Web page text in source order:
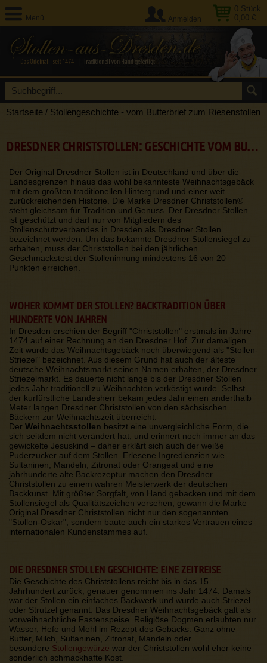
Menü
0 Stück
0,00 €
Anmelden
Startseite / Stollengeschichte - vom Butterbrief zum Riesenstollen
DRESDNER CHRISTSTOLLEN: GESCHICHTE VOM BUTTERBRIEF ZUM RIESENSTOLLEN
Der Original Dresdner Stollen ist in Deutschland und über die
Landesgrenzen hinaus das wohl bekannteste Weihnachtsgebäck
mit dem größten traditionellen Hintergrund und einer weit
zurückreichenden Historie. Die Marke Dresdner Christstollen®
steht gleichsam für Tradition und Genuss. Der Dresdner Stollen
ist geschützt und darf nur von Mitgliedern des
Stollenschutzverbandes in Dresden als Dresdner Stollen
bezeichnet werden. Um das bekannte Dresdner Stollensiegel zu
erhalten, muss der Christstollen bei den jährlichen
Geschmackstest der Stolleninnung mindestens 16 von 20
Punkten erreichen.
WOHER KOMMT DER STOLLEN? BACKTRADITION ÜBER
HUNDERTE VON JAHREN
In Dresden erschien der Begriff "Christstollen" erstmals im Jahre
1474 auf einer Rechnung an den Dresdner Hof. Zur damaligen
Zeit wurde das Weihnachtsgebäck noch überwiegend als "Stollen-
Striezel" bezeichnet. Aus diesem Grund hat auch der älteste
deutsche Weihnachtsmarkt seinen Namen erhalten, der Dresdner
Striezelmarkt. Es dauerte nicht lange bis der Dresdner Stollen
jedes Jahr traditionell zu Weihnachten verköstigt wurde. Selbst
der kurfürstliche Landesherr bekam jedes Jahr einen anderthalb
Meter langen Dresdner Christstollen von den sächsischen
Bäckern zur Weihnachtszeit überreicht.
Der Weihnachtsstollen besitzt eine unvergleichliche Form, die
sich seitdem nicht verändert hat, und erinnert noch immer an das
gewickelte Jesuskind – daher erklärt sich auch der weiße
Puderzucker auf dem Stollen. Erlesene Ingredienzien wie
Sultaninen, Mandeln, Zitronat oder Orangeat und eine
jahrhunderte alte Backrezeptur machen den Dresdner
Christstollen zu einem wahren Meisterwerk der deutschen
Backkunst. Mit größter Sorgfalt, von Hand gebacken und mit dem
Stollensiegel als Qualitätszeichen versehen, gewann die Marke
Original Dresdner Christstollen nicht nur den sogenannten
"Stollen-Oskar", sondern baute auch ein starkes Vertrauen eines
internationalen Kundenstammes auf.
DIE DRESDNER STOLLEN GESCHICHTE: EINE ZEITREISE
Die Geschichte des Christstollens reicht bis in das 15.
Jahrhundert zurück, genauer genommen ins Jahr 1474. Damals
war der Stollen ein einfaches Backwerk und wurde auch Striezel
oder Strutzel genannt. Das Dresdner Weihnachtsgebäck galt als
vorweihnachtliche Fastenspeise. Religiöse Dogmen erlaubten nur
Wasser, Hefe und Mehl im Rezept des Gebäcks. Ganz ohne
Butter, Milch, Sultaninen, Zitronat, Mandeln oder
besondere Stollengewürze war der Christstollen wohl eher keine
sonderlich schmackhafte Kost.